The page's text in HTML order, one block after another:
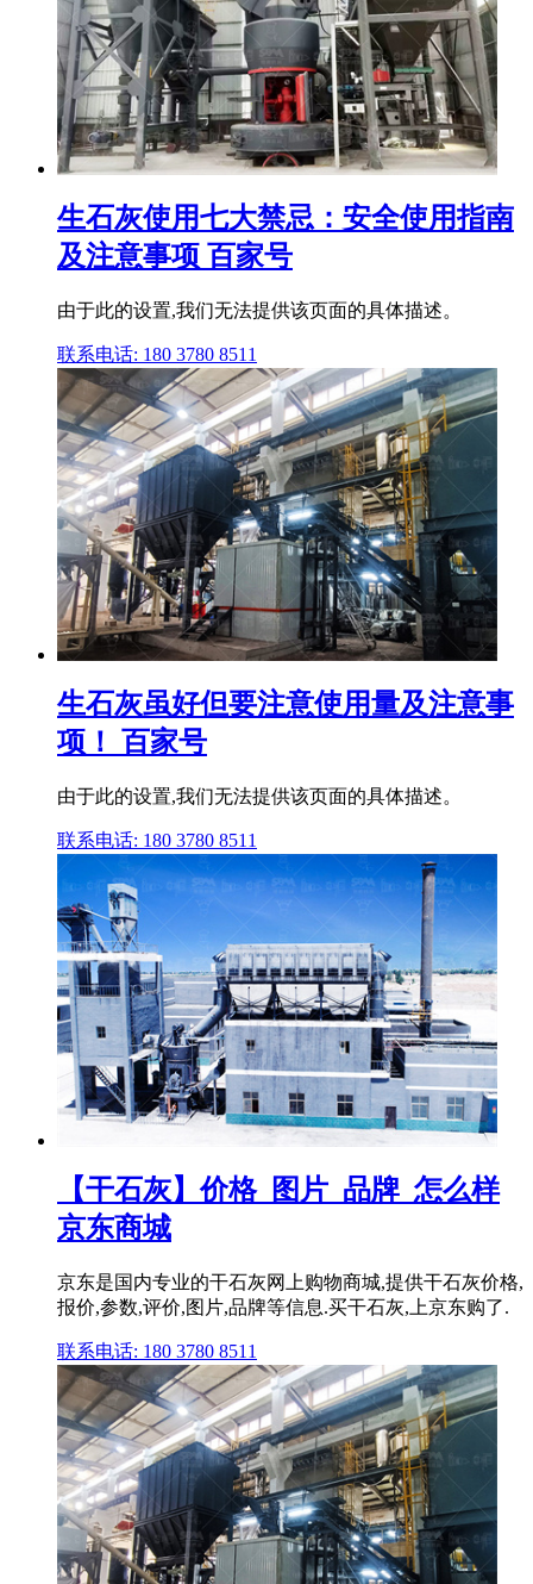
生石灰使用七大禁忌：安全使用指南
及注意事项 百家号
由于此的设置,我们无法提供该页面的具体描述。
联系电话: 180 3780 8511
生石灰虽好但要注意使用量及注意事
项！ 百家号
由于此的设置,我们无法提供该页面的具体描述。
联系电话: 180 3780 8511
【干石灰】价格_图片_品牌_怎么样
京东商城
京东是国内专业的干石灰网上购物商城,提供干石灰价格,
报价,参数,评价,图片,品牌等信息.买干石灰,上京东购了.
联系电话: 180 3780 8511